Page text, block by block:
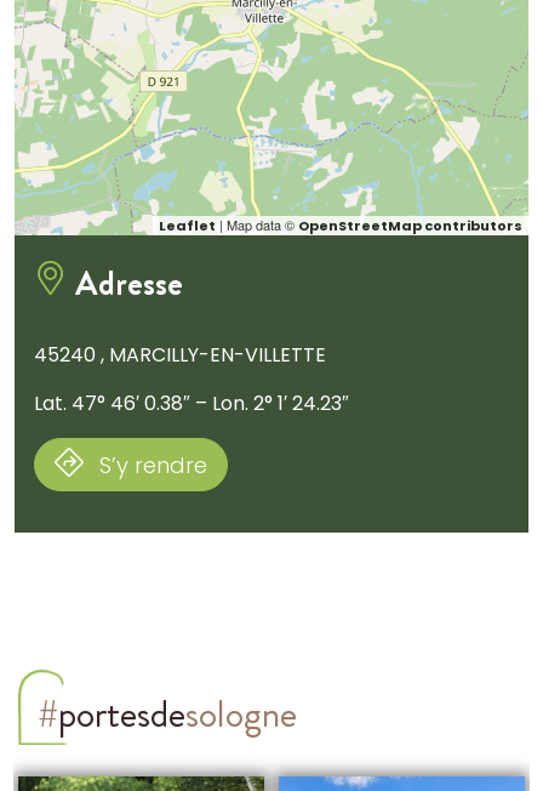
Leaflet | Map data © OpenStreetMap contributors
Adresse
45240 , MARCILLY-EN-VILLETTE
Lat. 47° 46′ 0.38″ – Lon. 2° 1′ 24.23″
S’y rendre
#portesdesologne